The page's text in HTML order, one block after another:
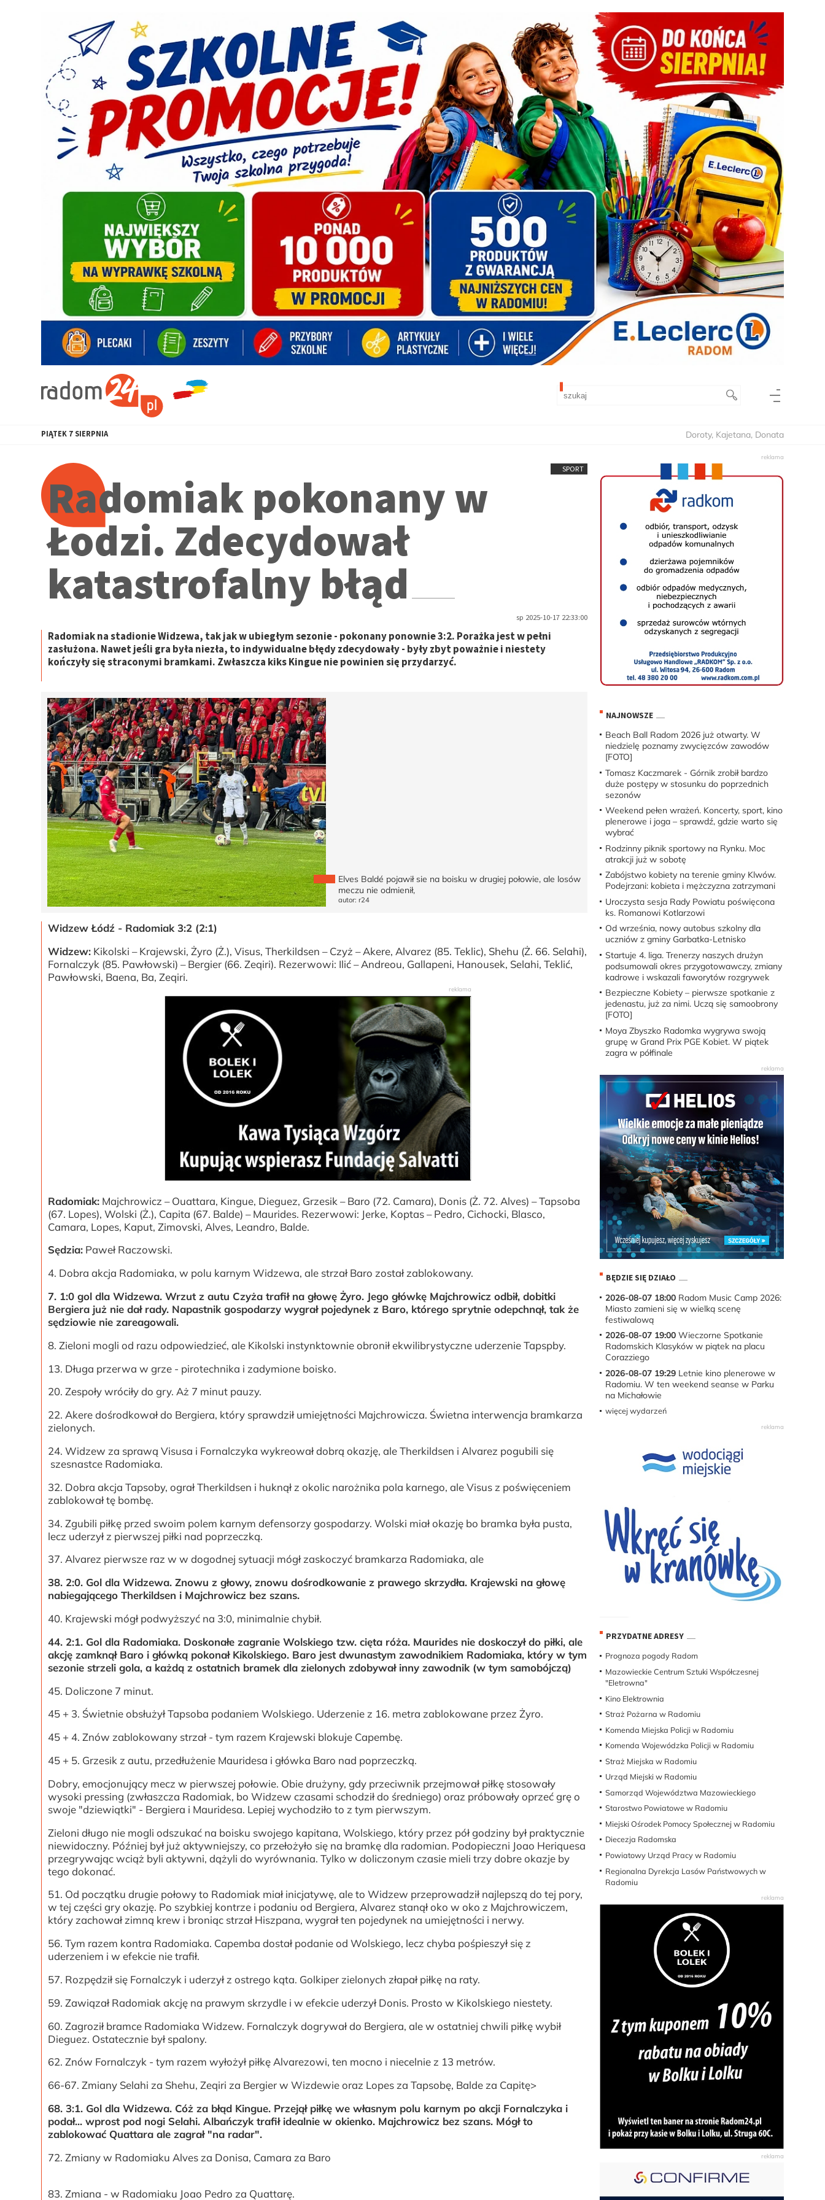
PIĄTEK 7 SIERPNIA Doroty, Kajetana, Donata
SPORT
Radomiak pokonany w
Łodzi. Zdecydował
katastrofalny błąd
sp 2025-10-17 22:33:00
Radomiak na stadionie Widzewa, tak jak w ubiegłym sezonie - pokonany ponownie 3:2. Porażka jest w pełni
zasłużona. Nawet jeśli gra była niezła, to indywidualne błędy zdecydowały - były zbyt poważnie i niestety
kończyły się straconymi bramkami. Zwłaszcza kiks Kingue nie powinien się przydarzyć.
Elves Baldé pojawił sie na boisku w drugiej połowie, ale losów
meczu nie odmienił,
autor: r24
Widzew Łódź - Radomiak 3:2 (2:1)
Widzew: Kikolski – Krajewski, Żyro (Ż.), Visus, Therkildsen – Czyż – Akere, Alvarez (85. Teklic), Shehu (Ż. 66. Selahi),
Fornalczyk (85. Pawłowski) – Bergier (66. Zeqiri). Rezerwowi: Ilić – Andreou, Gallapeni, Hanousek, Selahi, Teklić,
Pawłowski, Baena, Ba, Zeqiri.
Radomiak: Majchrowicz – Ouattara, Kingue, Dieguez, Grzesik – Baro (72. Camara), Donis (Ż. 72. Alves) – Tapsoba
(67. Lopes), Wolski (Ż.), Capita (67. Balde) – Maurides. Rezerwowi: Jerke, Koptas – Pedro, Cichocki, Blasco,
Camara, Lopes, Kaput, Zimovski, Alves, Leandro, Balde.
Sędzia: Paweł Raczowski.
4. Dobra akcja Radomiaka, w polu karnym Widzewa, ale strzał Baro został zablokowany.
7. 1:0 gol dla Widzewa. Wrzut z autu Czyża trafił na głowę Żyro. Jego główkę Majchrowicz odbił, dobitki
Bergiera już nie dał rady. Napastnik gospodarzy wygrał pojedynek z Baro, którego sprytnie odepchnął, tak że
sędziowie nie zareagowali.
8. Zieloni mogli od razu odpowiedzieć, ale Kikolski instynktownie obronił ekwilibrystyczne uderzenie Tapspby.
13. Długa przerwa w grze - pirotechnika i zadymione boisko.
20. Zespoły wróciły do gry. Aż 7 minut pauzy.
22. Akere dośrodkował do Bergiera, który sprawdził umiejętności Majchrowicza. Świetna interwencja bramkarza
zielonych.
24. Widzew za sprawą Visusa i Fornalczyka wykreował dobrą okazję, ale Therkildsen i Alvarez pogubili się
szesnastce Radomiaka.
32. Dobra akcja Tapsoby, ograł Therkildsen i huknął z okolic narożnika pola karnego, ale Visus z poświęceniem
zablokował tę bombę.
34. Zgubili piłkę przed swoim polem karnym defensorzy gospodarzy. Wolski miał okazję bo bramka była pusta,
lecz uderzył z pierwszej piłki nad poprzeczką.
37. Alvarez pierwsze raz w w dogodnej sytuacji mógł zaskoczyć bramkarza Radomiaka, ale
38. 2:0. Gol dla Widzewa. Znowu z głowy, znowu dośrodkowanie z prawego skrzydła. Krajewski na głowę
nabiegającego Therkildsen i Majchrowicz bez szans.
40. Krajewski mógł podwyższyć na 3:0, minimalnie chybił.
44. 2:1. Gol dla Radomiaka. Doskonałe zagranie Wolskiego tzw. cięta róża. Maurides nie doskoczył do piłki, ale
akcję zamknął Baro i główką pokonał Kikolskiego. Baro jest dwunastym zawodnikiem Radomiaka, który w tym
sezonie strzeli gola, a każdą z ostatnich bramek dla zielonych zdobywał inny zawodnik (w tym samobójczą)
45. Doliczone 7 minut.
45 + 3. Świetnie obsłużył Tapsoba podaniem Wolskiego. Uderzenie z 16. metra zablokowane przez Żyro.
45 + 4. Znów zablokowany strzał - tym razem Krajewski blokuje Capembę.
45 + 5. Grzesik z autu, przedłużenie Mauridesa i główka Baro nad poprzeczką.
Dobry, emocjonujący mecz w pierwszej połowie. Obie drużyny, gdy przeciwnik przejmował piłkę stosowały
wysoki pressing (zwłaszcza Radomiak, bo Widzew czasami schodził do średniego) oraz próbowały oprzeć grę o
swoje "dziewiątki" - Bergiera i Mauridesa. Lepiej wychodziło to z tym pierwszym.
Zieloni długo nie mogli odszukać na boisku swojego kapitana, Wolskiego, który przez pół godziny był praktycznie
niewidoczny. Później był już aktywniejszy, co przełożyło się na bramkę dla radomian. Podopieczni Joao Heriquesa
przegrywając wciąż byli aktywni, dążyli do wyrównania. Tylko w doliczonym czasie mieli trzy dobre okazje by
tego dokonać.
51. Od początku drugie połowy to Radomiak miał inicjatywę, ale to Widzew przeprowadził najlepszą do tej pory,
w tej części gry okazję. Po szybkiej kontrze i podaniu od Bergiera, Alvarez stanął oko w oko z Majchrowiczem,
który zachował zimną krew i broniąc strzał Hiszpana, wygrał ten pojedynek na umiejętności i nerwy.
56. Tym razem kontra Radomiaka. Capemba dostał podanie od Wolskiego, lecz chyba pośpieszył się z
uderzeniem i w efekcie nie trafił.
57. Rozpędził się Fornalczyk i uderzył z ostrego kąta. Golkiper zielonych złapał piłkę na raty.
59. Zawiązał Radomiak akcję na prawym skrzydle i w efekcie uderzył Donis. Prosto w Kikolskiego niestety.
60. Zagroził bramce Radomiaka Widzew. Fornalczyk dogrywał do Bergiera, ale w ostatniej chwili piłkę wybił
Dieguez. Ostatecznie był spalony.
62. Znów Fornalczyk - tym razem wyłożył piłkę Alvarezowi, ten mocno i niecelnie z 13 metrów.
66-67. Zmiany Selahi za Shehu, Zeqiri za Bergier w Wizdewie oraz Lopes za Tapsobę, Balde za Capitę>
68. 3:1. Gol dla Widzewa. Cóż za błąd Kingue. Przejął piłkę we własnym polu karnym po akcji Fornalczyka i
podał... wprost pod nogi Selahi. Albańczyk trafił idealnie w okienko. Majchrowicz bez szans. Mógł to
zablokować Quattara ale zagrał "na radar".
72. Zmiany w Radomiaku Alves za Donisa, Camara za Baro
83. Zmiana - w Radomiaku Joao Pedro za Quattarę.
NAJNOWSZE
Beach Ball Radom 2026 już otwarty. W
niedzielę poznamy zwycięzców zawodów
[FOTO]
Tomasz Kaczmarek - Górnik zrobił bardzo
duże postępy w stosunku do poprzednich
sezonów
Weekend pełen wrażeń. Koncerty, sport, kino
plenerowe i joga – sprawdź, gdzie warto się
wybrać
Rodzinny piknik sportowy na Rynku. Moc
atrakcji już w sobotę
Zabójstwo kobiety na terenie gminy Klwów.
Podejrzani: kobieta i mężczyzna zatrzymani
Uroczysta sesja Rady Powiatu poświęcona
ks. Romanowi Kotlarzowi
Od września, nowy autobus szkolny dla
uczniów z gminy Garbatka-Letnisko
Startuje 4. liga. Trenerzy naszych drużyn
podsumowali okres przygotowawczy, zmiany
kadrowe i wskazali faworytów rozgrywek
Bezpieczne Kobiety – pierwsze spotkanie z
jedenastu, już za nimi. Uczą się samoobrony
[FOTO]
Moya Zbyszko Radomka wygrywa swoją
grupę w Grand Prix PGE Kobiet. W piątek
zagra w półfinale
BĘDZIE SIĘ DZIAŁO
2026-08-07 18:00Radom Music Camp 2026:
Miasto zamieni się w wielką scenę
festiwalową
2026-08-07 19:00Wieczorne Spotkanie
Radomskich Klasyków w piątek na placu
Corazziego
2026-08-07 19:29Letnie kino plenerowe w
Radomiu. W ten weekend seanse w Parku
na Michałowie
więcej wydarzeń
PRZYDATNE ADRESY
Prognoza pogody Radom
Mazowieckie Centrum Sztuki Współczesnej
"Eletrowna"
Kino Elektrownia
Straż Pożarna w Radomiu
Komenda Miejska Policji w Radomiu
Komenda Wojewódzka Policji w Radomiu
Straż Miejska w Radomiu
Urząd Miejski w Radomiu
Samorząd Województwa Mazowieckiego
Starostwo Powiatowe w Radomiu
Miejski Ośrodek Pomocy Społecznej w Radomiu
Diecezja Radomska
Powiatowy Urząd Pracy w Radomiu
Regionalna Dyrekcja Lasów Państwowych w
Radomiu